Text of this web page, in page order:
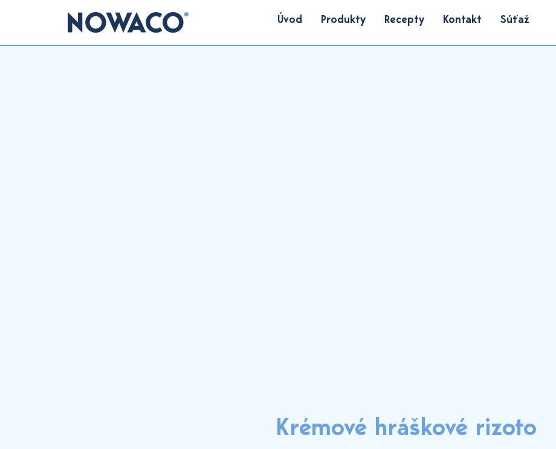
Úvod Produkty Recepty Kontakt Súťaž
Krémové hráškové rizoto